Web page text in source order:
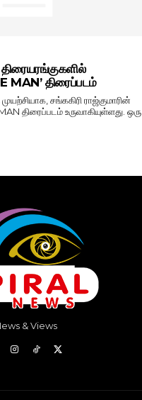
MAN’ திரைப்படம்
சங்ககிரி ராஜ்குமாரின்
திரைப்படம் உருவாகியுள்ளது. ஒரு
& Views